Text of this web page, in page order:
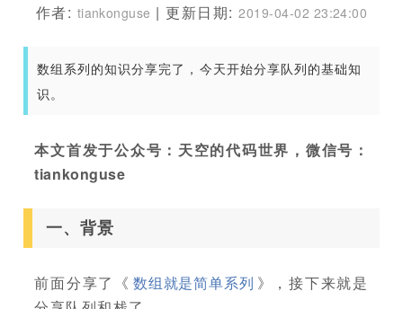
作者: tiankonguse | 更新日期:2019-04-02 23:24:00
数组系列的知识分享完了，今天开始分享队列的基础知
识。
本文首发于公众号：天空的代码世界，微信号：
tiankonguse
一、背景
前面分享了《 数组就是简单系列 》，接下来就是